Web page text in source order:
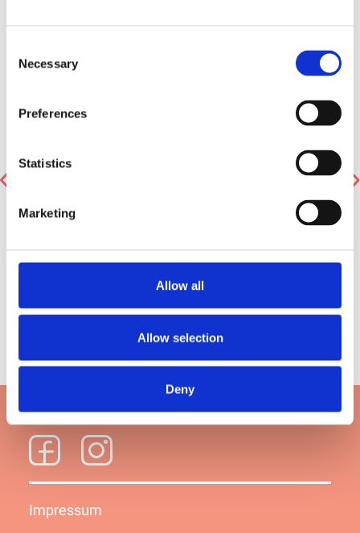
Selection
Necessary
Preferences
Statistics
Marketing
Allow all
Allow selection
Deny
Synonyme für den Begriff Miktion sind zusätzlich
Testpaket bestellen
Impressum